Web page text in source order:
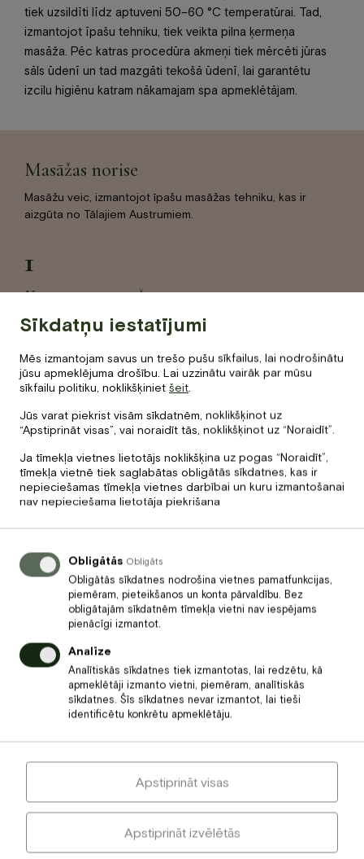
tiek uzsildīti līdz aptuveni 50–60 °C temperatūrai. Tad,
izmantojot īpašu tehniku, tiek veikta pilna ķermeņa
masāža. Pēc katras procedūra akmeņi tiek mērcēti jūras
sāls ūdenī un tad mazgāti tekošā ūdenī, lai garantētu
izcilu higiēnu katram nākamajam spa apmeklētājam.
Masāžas norise
Masāžu veic, izmantojot īpašu masāžas tehniku, kas ir
aizgūta no Tālajiem Austrumiem.
1
Ķermeņa masāža
Jums tiks veikta vispārēja
ķermeņa masāža, izmantojot
karstos akmeņus un īpašu
masāžas tehniku.
Ieguvumi no masāžas
Masāža ar karstajiem akmeņiem mazina saspringumu,
Mazina stīvumu un sāpes
Siltie akmeņi pozitīvi iedarbojas uz audiem,
mazinot muskuļu stīvumu un sāpes.
Ieprieciniet kādu sev tuvu cilvēku ar
Dāvanu karte tās saņēmējam ļaus izvēlēties un izbaudīt
„Baltvilla” spa.
DĀVANU KARTE
Sīkdatņu iestatījumi
Mēs izmantojam savus un trešo pušu sīkfailus, lai nodrošinātu
jūsu apmeklējuma drošību. Lai uzzinātu vairāk par mūsu
sīkfailu politiku, noklikšķiniet šeit
Jūs varat piekrist visām sīkdatnēm, noklikšķinot uz
“Apstiprināt visas”, vai noraidīt tās, noklikšķinot uz “Noraidīt”.
Ja tīmekļa vietnes lietotājs noklikšķina uz pogas “Noraidīt”,
tīmekļa vietnē tiek saglabātas obligātās sīkdatnes, kas ir
nepieciešamas tīmekļa vietnes darbībai un kuru izmantošanai
nav nepieciešama lietotāja piekrišana
Obligātās Obligāts
Obligātās sīkdatnes nodrošina vietnes pamatfunkcijas,
piemēram, pieteikšanos un konta pārvaldību. Bez
obligātajām sīkdatnēm tīmekļa vietni nav iespējams
pienācīgi izmantot.
Analīze
Analītiskās sīkdatnes tiek izmantotas, lai redzētu, kā
apmeklētāji izmanto vietni, piemēram, analītiskās
sīkdatnes. Šīs sīkdatnes nevar izmantot, lai tieši
identificētu konkrētu apmeklētāju.
Apstiprināt izvēlētās
Apstiprināt visas